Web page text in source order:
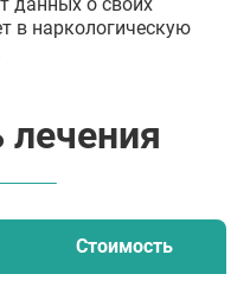
в наркологическую
Стоимость